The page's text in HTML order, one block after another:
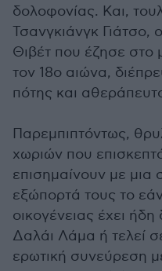
δολοφονίας. Και,
Τσανγκιάνγκ
Θιβέτ που έζησε στο
τον 18ο αιώνα,
πότης και
Παρεμπιπτόντως,
χωριών που
επισημαίνουν με μια
εξώπορτά τους το
οικογένειας έχει
Δαλάι Λάμα ή τελεί
ερωτική συνεύρεση